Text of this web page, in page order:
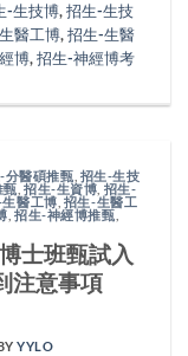
-生技博,招生-生技
醫工博,招生-生醫
博,招生-神經博考
分醫碩推甄 招生-生技
甄 ,招生-生資博 招生-
醫工博 招生-生醫工
,招生-神經博推甄
士班甄試入
注意事項
YYLO